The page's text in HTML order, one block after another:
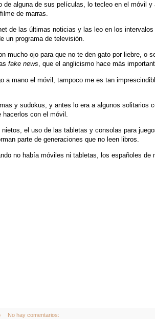
de alguna de sus películas, lo tecleo en el móvil y
de marras.
de las últimas noticias y las leo en los intervalos
un programa de televisión.
mucho ojo para que no te den gato por liebre, o
fake news, que el anglicismo hace más
a mano el móvil, tampoco me es tan
y sudokus, y antes lo era a algunos solitarios
con el móvil.
el uso de las tabletas y consolas para
parte de generaciones que no leen libros.
no había móviles ni tabletas, los españoles de
No hay comentarios: